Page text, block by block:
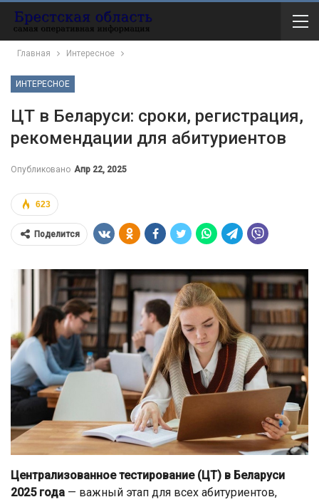
Главная Интересное
ИНТЕРЕСНОЕ
ЦТ в Беларуси: сроки, регистрация,
рекомендации для абитуриентов
Опубликовано Апр 22, 2025
623
Поделится
Централизованное тестирование (ЦТ) в Беларуси
2025 года — важный этап для всех абитуриентов,